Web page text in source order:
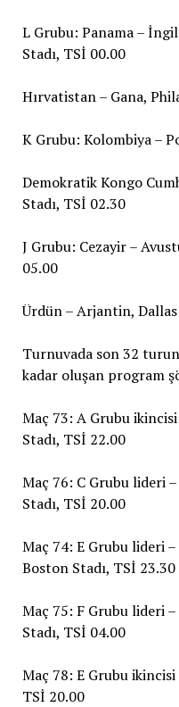
L Grubu: Panama –
Stadı, TSİ 00.00
Hırvatistan – Gana,
K Grubu: Kolombiya –
Demokratik Kongo
Stadı, TSİ 02.30
J Grubu: Cezayir –
05.00
Ürdün – Arjantin, Dallas
Turnuvada son 32
kadar oluşan program
Maç 73: A Grubu
Stadı, TSİ 22.00
Maç 76: C Grubu lideri
Stadı, TSİ 20.00
Maç 74: E Grubu lideri
Boston Stadı, TSİ 23.30
Maç 75: F Grubu lideri
Stadı, TSİ 04.00
Maç 78: E Grubu
TSİ 20.00